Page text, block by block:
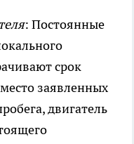
: Постоянные
срок
заявленных
двигатель